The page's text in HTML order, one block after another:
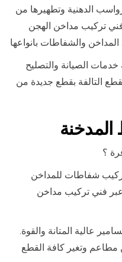
الدهنية وتطهيرها من
فني تركيب مداخن الهجن
والشفاطات بانواعها
الصيانة والتصليح
التالفة بقطع جديدة من
؟
شفاطات للمداخن
فني تركيب مداخن
عالية المتانة والقوة.
وتغير كافة القطع